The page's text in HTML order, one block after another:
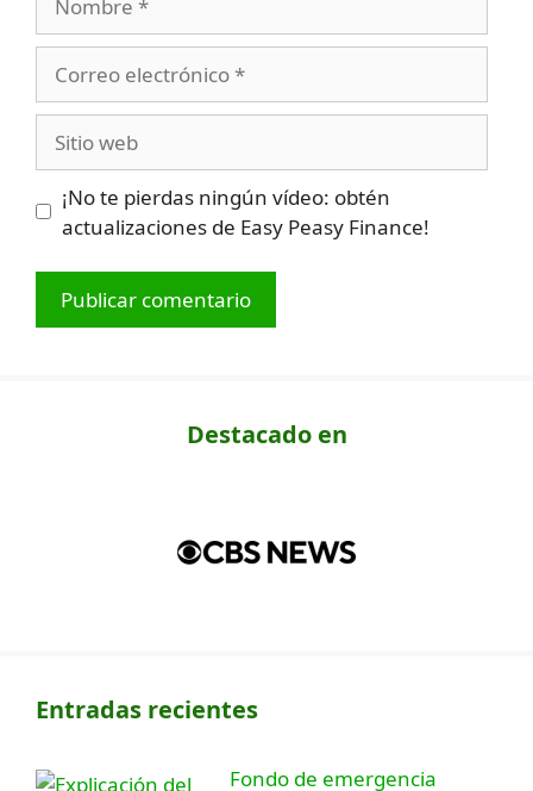
electrónico
web
¡No te pierdas ningún vídeo: obtén
actualizaciones de Easy Peasy Finance!
Destacado en
Entradas recientes
Fondo de emergencia